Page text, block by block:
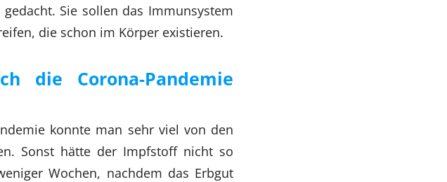
Sie sollen das Immunsystem
die schon im Körper existieren.
die Corona-Pandemie
konnte man sehr viel von den
Sonst hätte der Impfstoff nicht so
Wochen, nachdem das Erbgut